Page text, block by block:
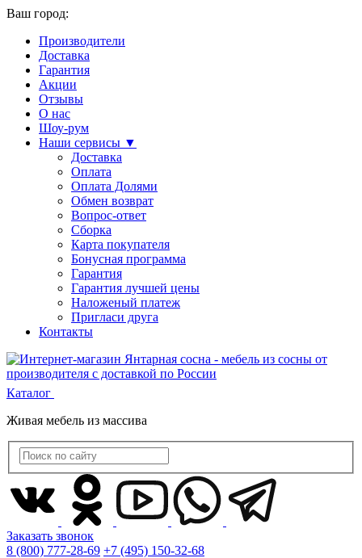
Ваш город:
Производители
Доставка
Гарантия
Акции
Отзывы
О нас
Шоу-рум
Наши сервисы ▼
Доставка
Оплата
Оплата Долями
Обмен возврат
Вопрос-ответ
Сборка
Карта покупателя
Бонусная программа
Гарантия
Гарантия лучшей цены
Наложеный платеж
Пригласи друга
Контакты
Каталог
Живая мебель из массива
Заказать звонок
8 (800) 777-28-69 +7 (495) 150-32-68